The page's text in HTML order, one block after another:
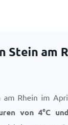
Stein am
Rhein im
von 4°C und